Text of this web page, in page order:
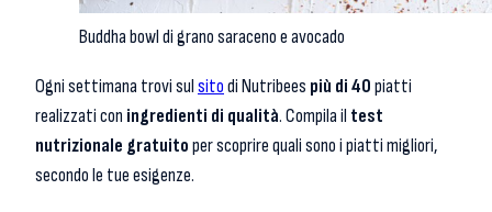
Buddha bowl di grano saraceno e avocado
Ogni settimana trovi sulsitodi Nutribees più di 40piatti
realizzati con ingredienti di qualità. Compila il test
nutrizionale gratuitoper scoprire quali sono i piatti migliori,
secondo le tue esigenze.